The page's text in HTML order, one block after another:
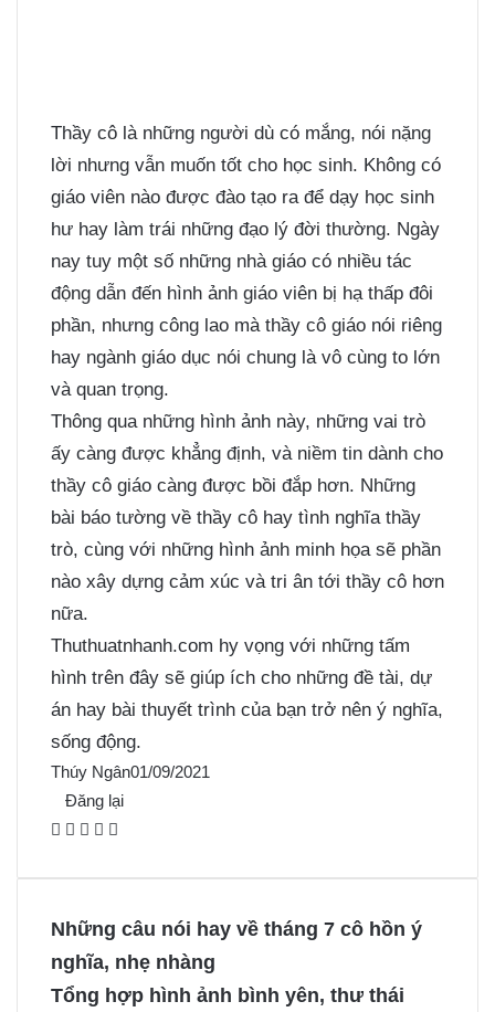
Thầy cô là những người dù có mắng, nói nặng
lời nhưng vẫn muốn tốt cho học sinh. Không có
giáo viên nào được đào tạo ra để dạy học sinh
hư hay làm trái những đạo lý đời thường. Ngày
nay tuy một số những nhà giáo có nhiều tác
động dẫn đến hình ảnh giáo viên bị hạ thấp đôi
phần, nhưng công lao mà thầy cô giáo nói riêng
hay ngành giáo dục nói chung là vô cùng to lớn
và quan trọng.
Thông qua những hình ảnh này, những vai trò
ấy càng được khẳng định, và niềm tin dành cho
thầy cô giáo càng được bồi đắp hơn. Những
bài báo tường về thầy cô hay tình nghĩa thầy
trò, cùng với những hình ảnh minh họa sẽ phần
nào xây dựng cảm xúc và tri ân tới thầy cô hơn
nữa.
Thuthuatnhanh.com hy vọng với những tấm
hình trên đây sẽ giúp ích cho những đề tài, dự
án hay bài thuyết trình của bạn trở nên ý nghĩa,
sống động.
Thúy Ngân01/09/2021
Đăng lại
F
o
o
X P
r
e
M
e
n
g
n
g
Những câu nói hay về tháng 7 cô hồn ý
nghĩa, nhẹ nhàng
Tổng hợp hình ảnh bình yên, thư thái